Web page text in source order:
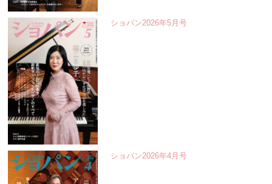
ショパン2026年5月号
ショパン2026年4月号